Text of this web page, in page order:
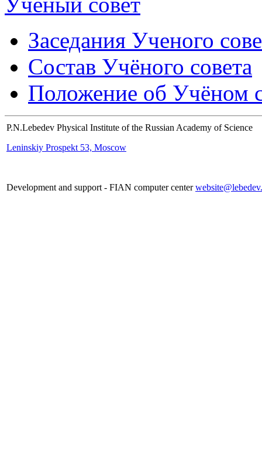
Заседания Ученого
Состав Учёного совета
Положение об Учёном
P.N.Lebedev Physical Institute of the Russian Academy of Science
Leninskiy Prospekt 53, Moscow
Development and support - FIAN computer center